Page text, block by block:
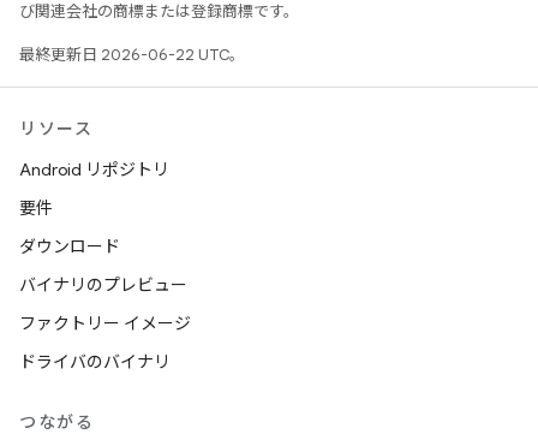
び関連会社の商標または登録商標です。
最終更新日 2026-06-22 UTC。
リソース
Android リポジトリ
要件
ダウンロード
バイナリのプレビュー
ファクトリー イメージ
ドライバのバイナリ
つながる